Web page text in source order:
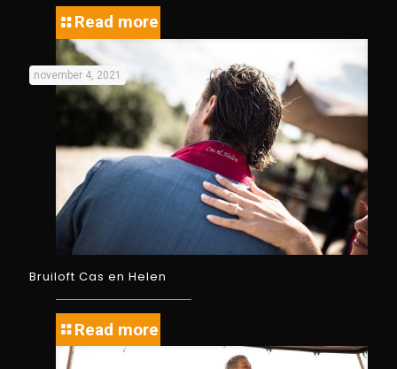
Read more
november 4, 2021
Bruiloft Cas en Helen
Read more